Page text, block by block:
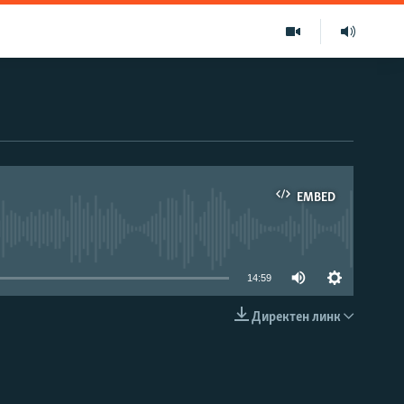
EMBED
EMBED
14:59
Директен линк